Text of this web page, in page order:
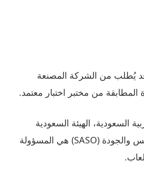
قد يُطلب من الشركة المصنعة
من مختبر اختبار معتمد.
السعودية، الهيئة السعودية
للمواصفات والمقاييس والجودة (SASO) هي المسؤولة